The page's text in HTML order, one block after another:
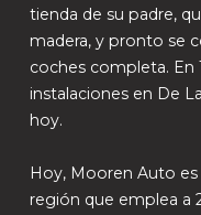
tienda de su padre,
madera, y pronto se
coches completa. En
instalaciones en De
hoy.
Hoy, Mooren Auto
región que emplea a